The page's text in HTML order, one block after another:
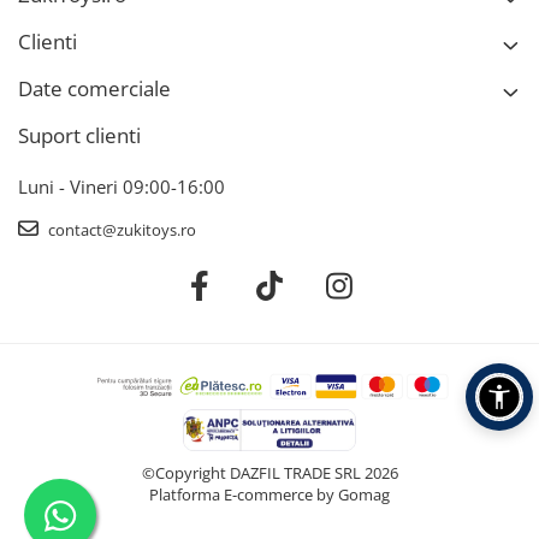
Clienti
Date comerciale
Suport clienti
Luni - Vineri 09:00-16:00
contact@zukitoys.ro
©Copyright DAZFIL TRADE SRL 2026
Platforma E-commerce by Gomag